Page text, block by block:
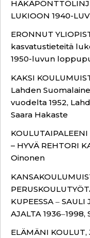
LUKIOON 1940-
ERONNUT
kasvatustieteitä
1950-luvun
KAKSI
Lahden
vuodelta 1952,
Saara Hakaste
– HYVÄ REHTORI
Oinonen
KUPEESSA ‒
AJALTA
ELÄMÄNI